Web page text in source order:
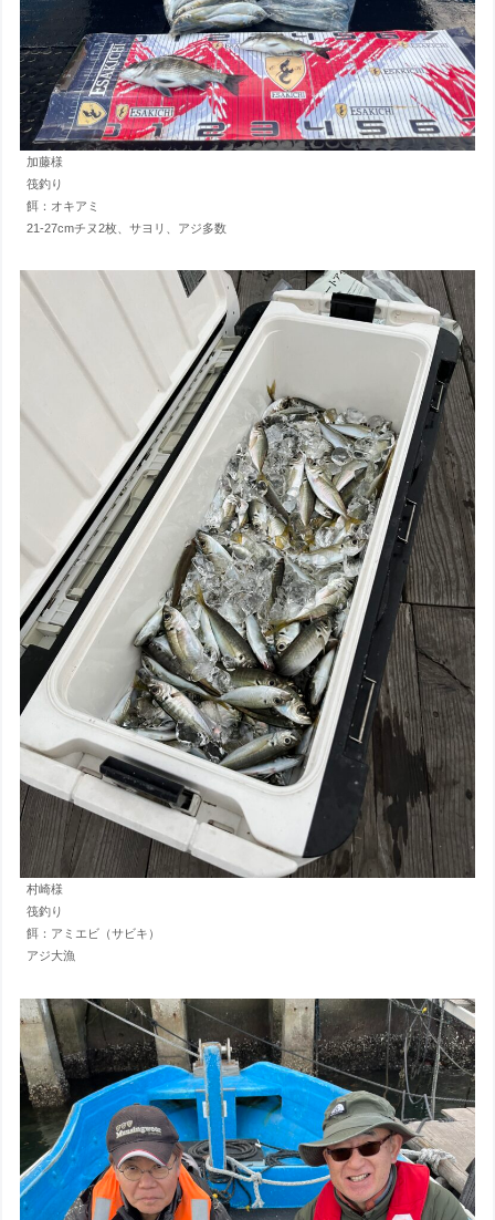
加藤様
筏釣り
餌：オキアミ
21-27cmチヌ2枚、サヨリ、アジ多数
村崎様
筏釣り
餌：アミエビ（サビキ）
アジ大漁